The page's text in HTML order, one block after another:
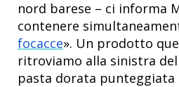
nord barese – ci informa
contenere
focacce». Un prodotto
ritroviamo alla sinistra
pasta dorata